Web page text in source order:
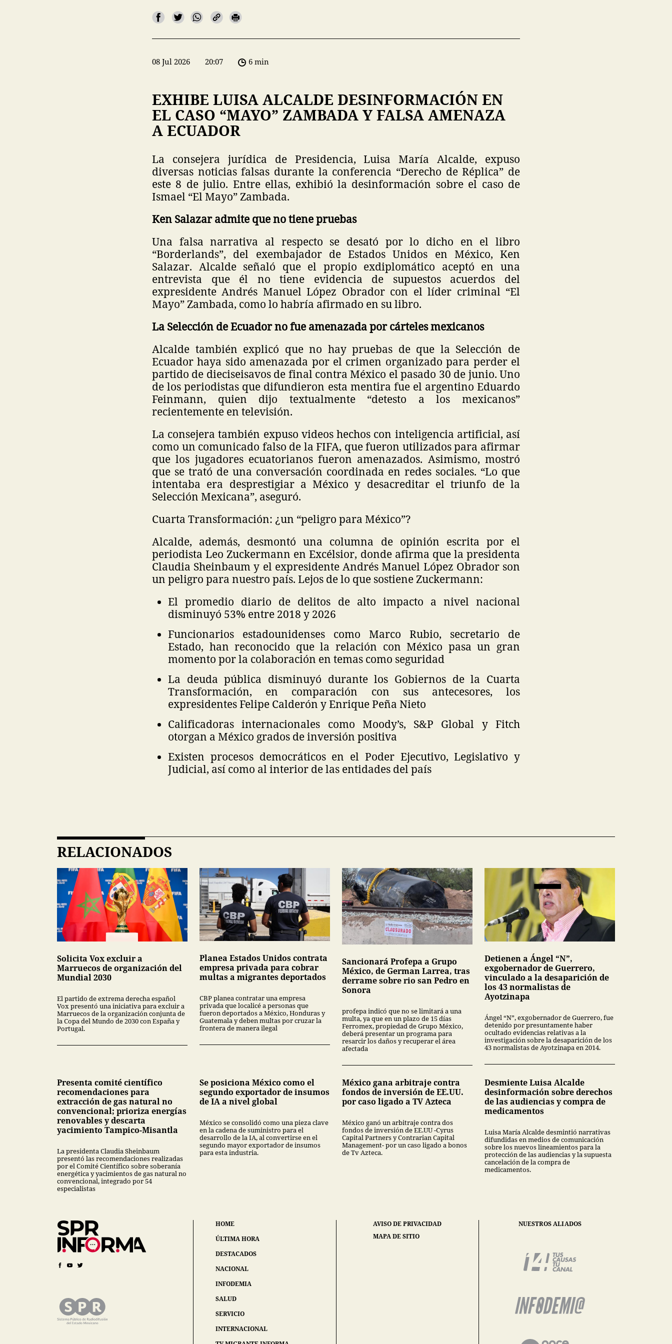
08 Jul 2026 20:07 6 min
EXHIBE LUISA ALCALDE DESINFORMACIÓN EN
EL CASO “MAYO” ZAMBADA Y FALSA AMENAZA
A ECUADOR
La consejera jurídica de Presidencia, Luisa María Alcalde, expuso
diversas noticias falsas durante la conferencia “Derecho de Réplica” de
este 8 de julio. Entre ellas, exhibió la desinformación sobre el caso de
Ismael “El Mayo” Zambada.
Ken Salazar admite que no tiene pruebas
Una falsa narrativa al respecto se desató por lo dicho en el libro
“Borderlands”, del exembajador de Estados Unidos en México, Ken
Salazar. Alcalde señaló que el propio exdiplomático aceptó en una
entrevista que él no tiene evidencia de supuestos acuerdos del
expresidente Andrés Manuel López Obrador con el líder criminal “El
Mayo” Zambada, como lo habría afirmado en su libro.
La Selección de Ecuador no fue amenazada por cárteles mexicanos
Alcalde también explicó que no hay pruebas de que la Selección de
Ecuador haya sido amenazada por el crimen organizado para perder el
partido de dieciseisavos de final contra México el pasado 30 de junio. Uno
de los periodistas que difundieron esta mentira fue el argentino Eduardo
Feinmann, quien dijo textualmente “detesto a los mexicanos”
recientemente en televisión.
La consejera también expuso videos hechos con inteligencia artificial, así
como un comunicado falso de la FIFA, que fueron utilizados para afirmar
que los jugadores ecuatorianos fueron amenazados. Asimismo, mostró
que se trató de una conversación coordinada en redes sociales. “Lo que
intentaba era desprestigiar a México y desacreditar el triunfo de la
Selección Mexicana”, aseguró.
Cuarta Transformación: ¿un “peligro para México”?
Alcalde, además, desmontó una columna de opinión escrita por el
periodista Leo Zuckermann en Excélsior, donde afirma que la presidenta
Claudia Sheinbaum y el expresidente Andrés Manuel López Obrador son
un peligro para nuestro país. Lejos de lo que sostiene Zuckermann:
El promedio diario de delitos de alto impacto a nivel nacional
disminuyó 53% entre 2018 y 2026
Funcionarios estadounidenses como Marco Rubio, secretario de
Estado, han reconocido que la relación con México pasa un gran
momento por la colaboración en temas como seguridad
La deuda pública disminuyó durante los Gobiernos de la Cuarta
Transformación, en comparación con sus antecesores, los
expresidentes Felipe Calderón y Enrique Peña Nieto
Calificadoras internacionales como Moody’s, S&P Global y Fitch
otorgan a México grados de inversión positiva
Existen procesos democráticos en el Poder Ejecutivo, Legislativo y
Judicial, así como al interior de las entidades del país
RELACIONADOS
Solicita Vox excluir a
Marruecos de organización del
Mundial 2030
El partido de extrema derecha español
Vox presentó una iniciativa para excluir a
Marruecos de la organización conjunta de
la Copa del Mundo de 2030 con España y
Portugal.
Planea Estados Unidos contrata
empresa privada para cobrar
multas a migrantes deportados
CBP planea contratar una empresa
privada que localicé a personas que
fueron deportados a México, Honduras y
Guatemala y deben multas por cruzar la
frontera de manera ilegal
Sancionará Profepa a Grupo
México, de German Larrea, tras
derrame sobre rio san Pedro en
Sonora
profepa indicó que no se limitará a una
multa, ya que en un plazo de 15 días
Ferromex, propiedad de Grupo México,
deberá presentar un programa para
resarcir los daños y recuperar el área
afectada
Detienen a Ángel “N”,
exgobernador de Guerrero,
vinculado a la desaparición de
los 43 normalistas de
Ayotzinapa
Ángel “N”, exgobernador de Guerrero, fue
detenido por presuntamente haber
ocultado evidencias relativas a la
investigación sobre la desaparición de los
43 normalistas de Ayotzinapa en 2014.
Presenta comité científico
recomendaciones para
extracción de gas natural no
convencional; prioriza energías
renovables y descarta
yacimiento Tampico-Misantla
La presidenta Claudia Sheinbaum
presentó las recomendaciones realizadas
por el Comité Científico sobre soberanía
energética y yacimientos de gas natural no
convencional, integrado por 54
especialistas
Se posiciona México como el
segundo exportador de insumos
de IA a nivel global
México se consolidó como una pieza clave
en la cadena de suministro para el
desarrollo de la IA, al convertirse en el
segundo mayor exportador de insumos
para esta industria.
México gana arbitraje contra
fondos de inversión de EE.UU.
por caso ligado a TV Azteca
México ganó un arbitraje contra dos
fondos de inversión de EE.UU -Cyrus
Capital Partners y Contrarian Capital
Management- por un caso ligado a bonos
de Tv Azteca.
Desmiente Luisa Alcalde
desinformación sobre derechos
de las audiencias y compra de
medicamentos
Luisa María Alcalde desmintió narrativas
difundidas en medios de comunicación
sobre los nuevos lineamientos para la
protección de las audiencias y la supuesta
cancelación de la compra de
medicamentos.
HOME
ÚLTIMA HORA
DESTACADOS
NACIONAL
INFODEMIA
SALUD
SERVICIO
INTERNACIONAL
AVISO DE PRIVACIDAD
MAPA DE SITIO
NUESTROS ALIADOS